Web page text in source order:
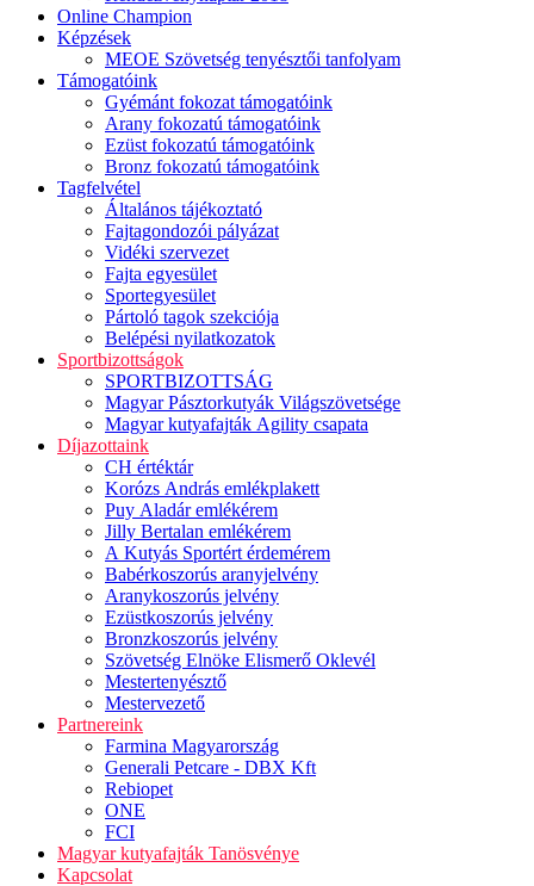
Online Champion
Képzések
MEOE Szövetség tenyésztői tanfolyam
Támogatóink
Gyémánt fokozat támogatóink
Arany fokozatú támogatóink
Ezüst fokozatú támogatóink
Bronz fokozatú támogatóink
Tagfelvétel
Általános tájékoztató
Fajtagondozói pályázat
Vidéki szervezet
Fajta egyesület
Sportegyesület
Pártoló tagok szekciója
Belépési nyilatkozatok
Sportbizottságok
SPORTBIZOTTSÁG
Magyar Pásztorkutyák Világszövetsége
Magyar kutyafajták Agility csapata
Díjazottaink
CH értéktár
Korózs András emlékplakett
Puy Aladár emlékérem
Jilly Bertalan emlékérem
A Kutyás Sportért érdemérem
Babérkoszorús aranyjelvény
Aranykoszorús jelvény
Ezüstkoszorús jelvény
Bronzkoszorús jelvény
Szövetség Elnöke Elismerő Oklevél
Mestertenyésztő
Mestervezető
Partnereink
Farmina Magyarország
Generali Petcare - DBX Kft
Rebiopet
ONE
FCI
Magyar kutyafajták Tanösvénye
Kapcsolat